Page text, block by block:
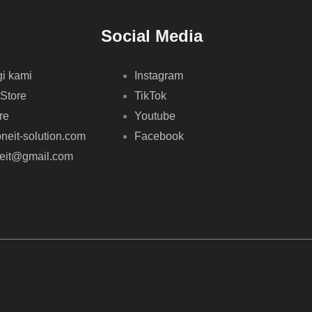
kami
solution.com
Social Media
Instagram
TikTok
Youtube
Facebook